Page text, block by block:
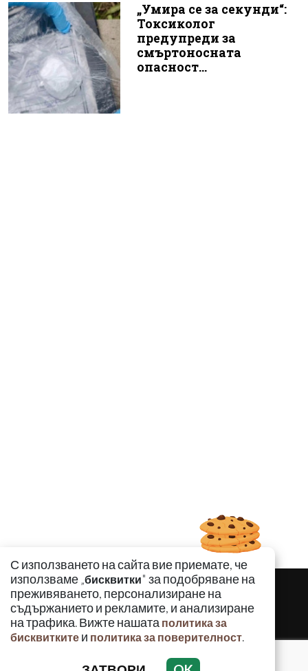
„Умира се за секунди“:
Токсиколог
предупреди за
смъртоносната
опасност...
С използването на сайта вие приемате, че
използваме „бисквитки" за подобряване на
преживяването, персонализиране на
съдържанието и рекламите, и анализиране
на трафика. Вижте нашата политика за
бисквитките и политика за поверителност.